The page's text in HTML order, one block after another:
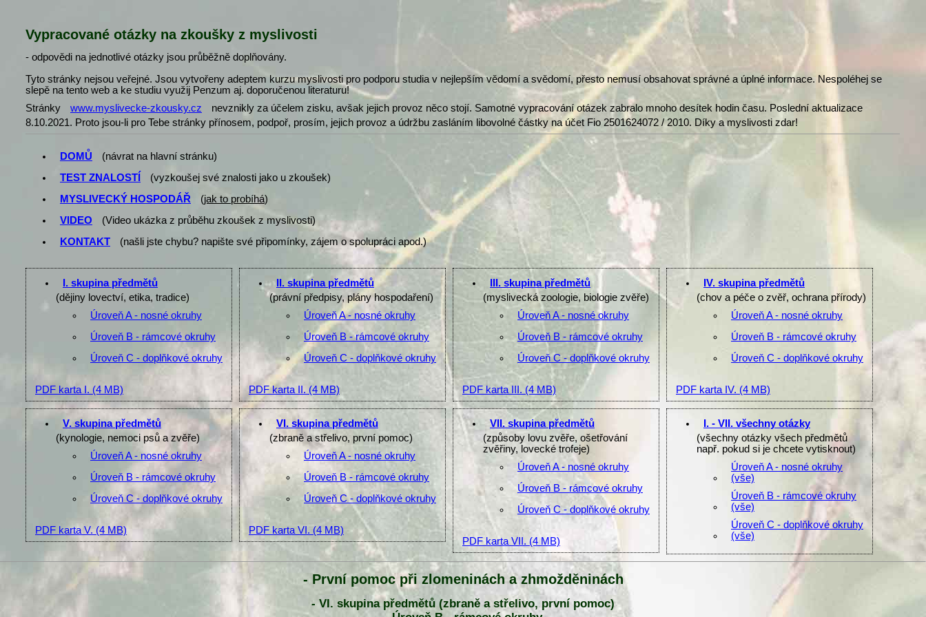
Vypracované otázky na zkoušky z myslivosti
- odpovědi na jednotlivé otázky jsou průběžně doplňovány.
Tyto stránky nejsou veřejné. Jsou vytvořeny adeptem kurzu myslivosti pro podporu studia v nejlepším vědomí a svědomí, přesto nemusí obsahovat správné a úplné informace. Nespoléhej se
slepě na tento web a ke studiu využij Penzum aj. doporučenou literaturu!
Stránky
www.myslivecke-zkousky.cz
nevznikly za účelem zisku, avšak jejich provoz něco stojí. Samotné vypracování otázek zabralo mnoho desítek hodin času. Poslední aktualizace
8.10.2021. Proto jsou-li pro Tebe stránky přínosem, podpoř, prosím, jejich provoz a údržbu zasláním libovolné částky na účet Fio 2501624072 / 2010. Díky a myslivosti zdar!
DOMŮ
(návrat na hlavní stránku)
TEST ZNALOSTÍ
(vyzkoušej své znalosti jako u zkoušek)
MYSLIVECKÝ HOSPODÁŘ
(jak to probíhá)
VIDEO
(Video ukázka z průběhu zkoušek z myslivosti)
KONTAKT
(našli jste chybu? napište své připomínky, zájem o spolupráci apod.)
I. skupina předmětů
(dějiny lovectví, etika, tradice)
Úroveň A - nosné okruhy
Úroveň B - rámcové okruhy
Úroveň C - doplňkové okruhy
PDF karta I. (4 MB)
II. skupina předmětů
(právní předpisy, plány hospodaření)
Úroveň A - nosné okruhy
Úroveň B - rámcové okruhy
Úroveň C - doplňkové okruhy
PDF karta II. (4 MB)
III. skupina předmětů
(myslivecká zoologie, biologie zvěře)
Úroveň A - nosné okruhy
Úroveň B - rámcové okruhy
Úroveň C - doplňkové okruhy
PDF karta III. (4 MB)
IV. skupina předmětů
(chov a péče o zvěř, ochrana přírody)
Úroveň A - nosné okruhy
Úroveň B - rámcové okruhy
Úroveň C - doplňkové okruhy
PDF karta IV. (4 MB)
V. skupina předmětů
(kynologie, nemoci psů a zvěře)
Úroveň A - nosné okruhy
Úroveň B - rámcové okruhy
Úroveň C - doplňkové okruhy
PDF karta V. (4 MB)
VI. skupina předmětů
(zbraně a střelivo, první pomoc)
Úroveň A - nosné okruhy
Úroveň B - rámcové okruhy
Úroveň C - doplňkové okruhy
PDF karta VI. (4 MB)
VII. skupina předmětů
(způsoby lovu zvěře, ošetřování
zvěřiny, lovecké trofeje)
Úroveň A - nosné okruhy
Úroveň B - rámcové okruhy
Úroveň C - doplňkové okruhy
PDF karta VII. (4 MB)
I. - VII. všechny otázky
(všechny otázky všech předmětů
např. pokud si je chcete vytisknout)
Úroveň A - nosné okruhy
(vše)
Úroveň B - rámcové okruhy
(vše)
Úroveň C - doplňkové okruhy
(vše)
- První pomoc při zlomeninách a zhmožděninách
- VI. skupina předmětů (zbraně a střelivo, první pomoc)